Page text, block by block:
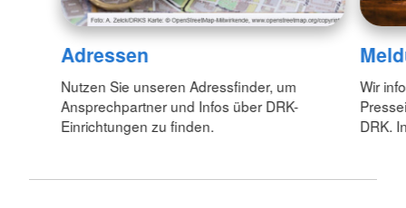
Adressen
Nutzen Sie unseren Adressfinder, um
Ansprechpartner und Infos über DRK-
Einrichtungen zu finden.
Wir
DRK.